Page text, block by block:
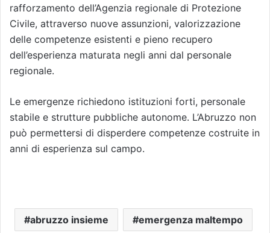
rafforzamento dell’Agenzia regionale di Protezione
Civile, attraverso nuove assunzioni, valorizzazione
delle competenze esistenti e pieno recupero
dell’esperienza maturata negli anni dal personale
regionale.
Le emergenze richiedono istituzioni forti, personale
stabile e strutture pubbliche autonome. L’Abruzzo non
può permettersi di disperdere competenze costruite in
anni di esperienza sul campo.
abruzzo insieme emergenza maltempo